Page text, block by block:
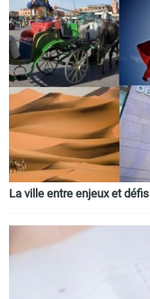
La ville entre enjeux et défis